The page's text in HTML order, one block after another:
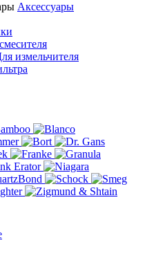
Аксессуары
измельчителя